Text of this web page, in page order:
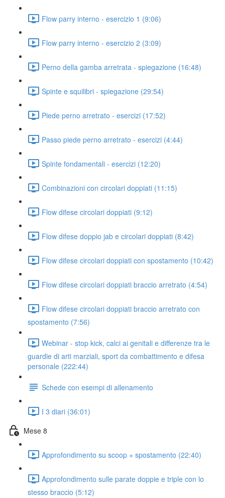
Flow parry interno - esercizio 1 (9:06)
Flow parry interno - esercizio 2 (3:09)
Perno della gamba arretrata - spiegazione (16:48)
Spinte e squilibri - spiegazione (29:54)
Piede perno arretrato - esercizi (17:52)
Passo piede perno arretrato - esercizi (4:44)
Spinte fondamentali - esercizi (12:20)
Combinazioni con circolari doppiati (11:15)
Flow difese circolari doppiati (9:12)
Flow difese doppio jab e circolari doppiati (8:42)
Flow difese circolari doppiati con spostamento (10:42)
Flow difese circolari doppiati braccio arretrato (4:54)
Flow difese circolari doppiati braccio arretrato con
spostamento (7:56)
Webinar - stop kick, calci ai genitali e differenze tra le
guardie di arti marziali, sport da combattimento e difesa
personale (222:44)
Schede con esempi di allenamento
I 3 diari (36:01)
Mese 8
Approfondimento su scoop + spostamento (22:40)
Approfondimento sulle parate doppie e triple con lo
stesso braccio (5:12)